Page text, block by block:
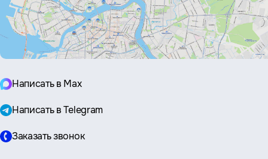
Написать в Max
Написать в Telegram
Заказать звонок